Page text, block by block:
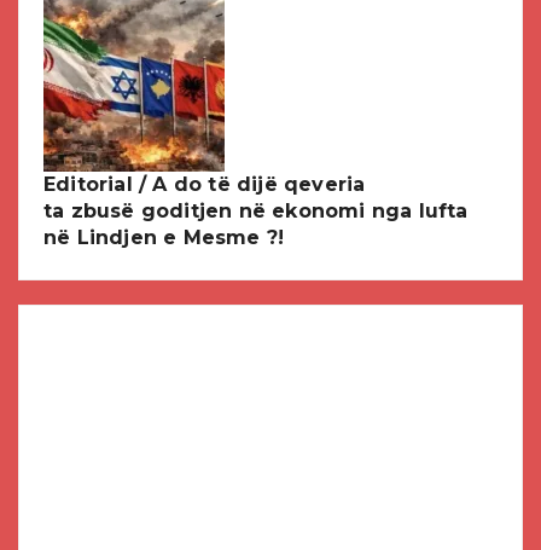
Editorial / A do të dijë qeveria
ta zbusë goditjen në ekonomi nga lufta
në Lindjen e Mesme ?!